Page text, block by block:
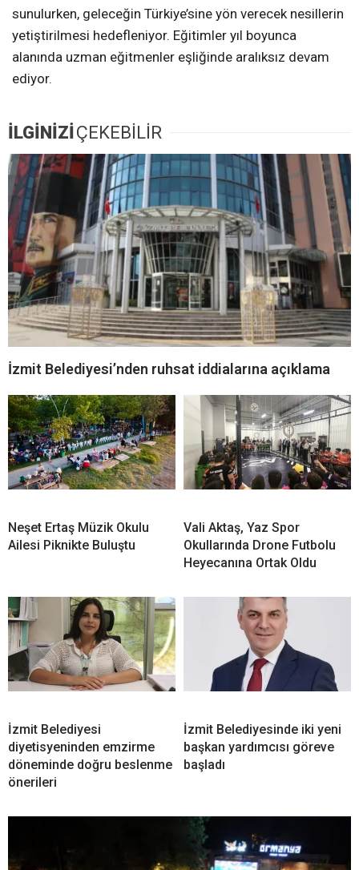
sunulurken, geleceğin Türkiye’sine yön verecek nesillerin
yetiştirilmesi hedefleniyor. Eğitimler yıl boyunca
alanında uzman eğitmenler eşliğinde aralıksız devam
ediyor.
İLGİNİZİÇEKEBİLİR
İzmit Belediyesi’nden ruhsat iddialarına açıklama
Neşet Ertaş Müzik Okulu
Ailesi Piknikte Buluştu
Vali Aktaş, Yaz Spor
Okullarında Drone Futbolu
Heyecanına Ortak Oldu
İzmit Belediyesi
diyetisyeninden emzirme
döneminde doğru beslenme
önerileri
İzmit Belediyesinde iki yeni
başkan yardımcısı göreve
başladı